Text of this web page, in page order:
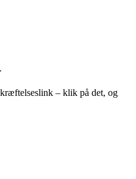
– klik på det, og